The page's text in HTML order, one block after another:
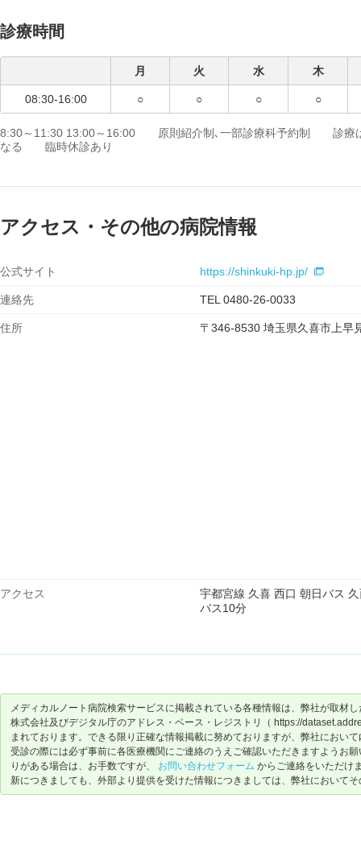
診療時間
月 火 水 木
08:30-16:00 ○ ○ ○ ○
8:30～11:30 13:00～16:00 原則紹介制､一部診療科予約制 診療
なる 臨時休診あり
アクセス・その他の病院情報
公式サイト https://shinkuki-hp.jp/
連絡先 TEL 0480-26-0033
住所 〒346-8530 埼玉県久喜市上早
アクセス
宇都宮線 久喜 西口 朝日バス
バス10分
メディカルノート病院検索サービスに掲載されている各種情報は、弊社が取材
株式会社及びデジタル庁のアドレス・ベース・レジストリ（ https://
まれております。できる限り正確な情報掲載に努めておりますが、弊社におい
受診の際には必ず事前に各医療機関にご連絡のうえご確認いただきますようお
りがある場合は、お手数ですが、 お問い合わせフォーム からご連絡をいただけ
新につきましても、外部より提供を受けた情報につきましては、弊社において